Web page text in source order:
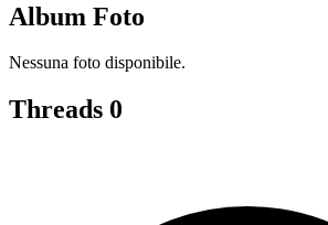
Album Foto
Nessuna foto disponibile.
Threads 0